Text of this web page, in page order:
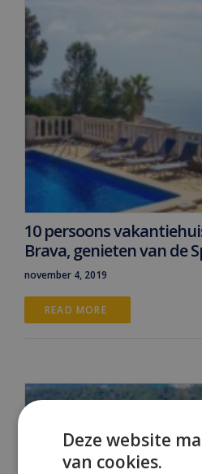
10 persoons
Brava, genieten van de
november 4, 2019
READ MORE
Deze website
van cookies.